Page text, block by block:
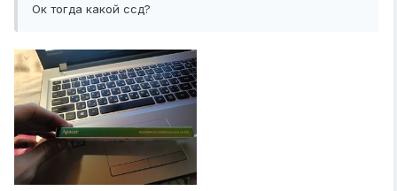
Ок тогда какой ссд?